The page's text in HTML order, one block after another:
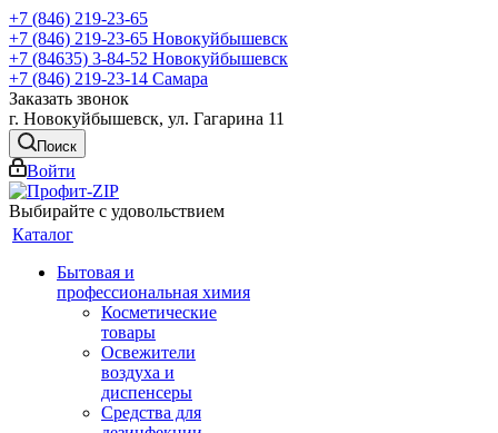
+7 (846) 219-23-65
+7 (846) 219-23-65 Новокуйбышевск
+7 (84635) 3-84-52 Новокуйбышевск
+7 (846) 219-23-14 Самара
Заказать звонок
г. Новокуйбышевск, ул. Гагарина 11
Поиск
Войти
Выбирайте с удовольствием
Каталог
Бытовая и
профессиональная химия
Косметические
товары
Освежители
воздуха и
диспенсеры
Средства для